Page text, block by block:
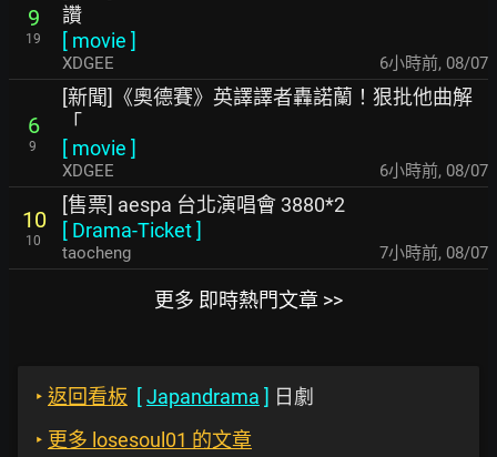
9
19
讚
[ movie ]
XDGEE 6小時前, 08/07
6
9
[新聞]《奧德賽》英譯譯者轟諾蘭！狠批他曲解
「
[ movie ]
XDGEE 6小時前, 08/07
10
10
[售票] aespa 台北演唱會 3880*2
[ Drama-Ticket]
taocheng 7小時前, 08/07
更多 即時熱門文章 >>
‣ 返回看板 [Japandrama ] 日劇
‣ 更多 losesoul01 的文章